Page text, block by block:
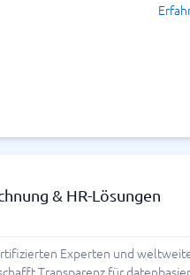
& HR-Lösungen
Experten und
Transparenz für